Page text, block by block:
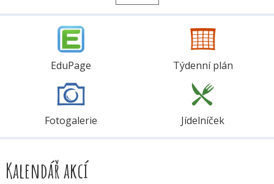
EduPage Týdenní plán
Fotogalerie Jídelníček
Kalendář akcí